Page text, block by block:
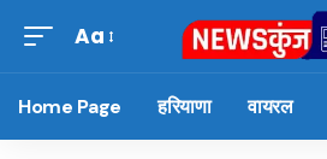
Aa
Home Page हरियाणा वायरल